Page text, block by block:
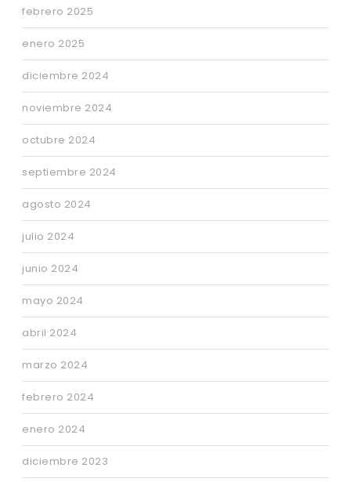
febrero 2025
enero 2025
diciembre 2024
noviembre 2024
octubre 2024
septiembre 2024
agosto 2024
julio 2024
junio 2024
mayo 2024
abril 2024
marzo 2024
febrero 2024
enero 2024
diciembre 2023